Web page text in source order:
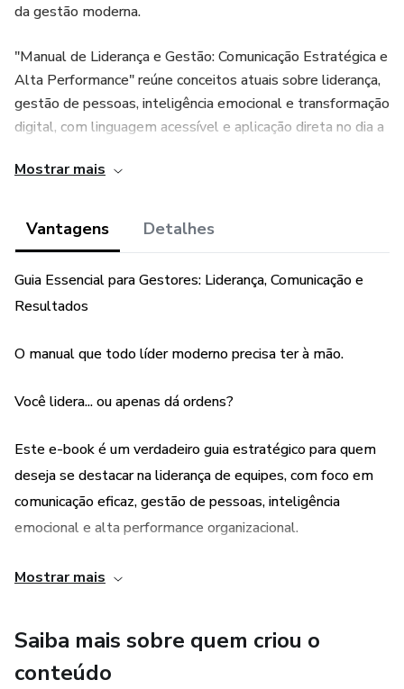
da gestão moderna.
"Manual de Liderança e Gestão: Comunicação Estratégica e
Alta Performance" reúne conceitos atuais sobre liderança,
gestão de pessoas, inteligência emocional e transformação
digital, com linguagem acessível e aplicação direta no dia a
Ferramentas práticas de gestão (feedbacks, roteiros de
Estratégias de comunicação eficaz e construção de equipes
pensamento crítico
Reflexões sobre o papel do líder na era digital e como
manter a relevância profissional
Ideal para profissionais que desejam liderar com propósito,
empreendedores, gestores de equipe, coordenadores,
crescer com estratégia e consciência. Livro impresso em ,
feito sob demandas - será produzido especialmente para
você após a compra. Por isso, o prazo de entrega pode
levar alguns dias. Essa abordagem reduz desperdícios e
Mostrar mais
Vantagens Detalhes
Guia Essencial para Gestores: Liderança, Comunicação e
Resultados
O manual que todo líder moderno precisa ter à mão.
Você lidera... ou apenas dá ordens?
Este e-book é um verdadeiro guia estratégico para quem
deseja se destacar na liderança de equipes, com foco em
comunicação eficaz, gestão de pessoas, inteligência
emocional e alta performance organizacional.
O que você vai encontrar:
prática
Mostrar mais
Saiba mais sobre quem criou o
conteúdo